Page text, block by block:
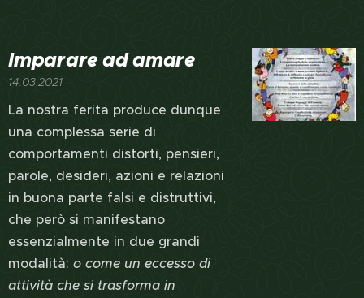
Imparare ad amare
14.03.2021
La nostra ferita produce dunque
una complessa serie di
comportamenti distorti, pensieri,
parole, desideri, azioni e relazioni
in buona parte falsi e distruttivi,
che però si manifestano
essenzialmente in due grandi
modalità: o come un eccesso di
attività che si trasforma in